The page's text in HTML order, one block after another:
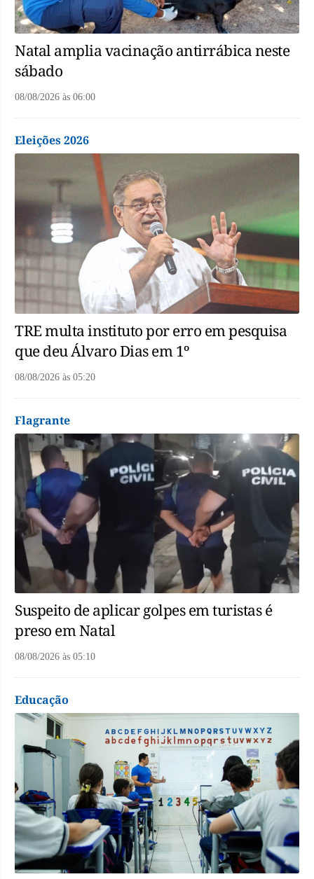
Natal amplia vacinação antirrábica neste
sábado
08/08/2026 às 06:00
Eleições 2026
TRE multa instituto por erro em pesquisa
que deu Álvaro Dias em 1º
08/08/2026 às 05:20
Flagrante
Suspeito de aplicar golpes em turistas é
preso em Natal
08/08/2026 às 05:10
Educação